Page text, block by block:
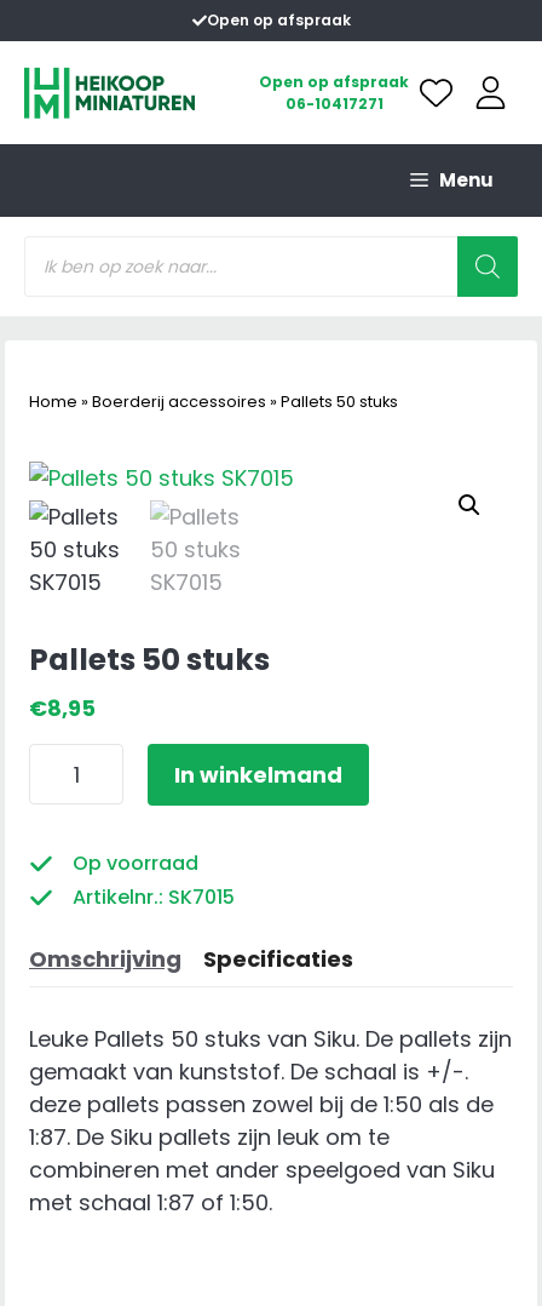
naar
inhoud
Open op afspraak
Open op afspraak
06-10417271
Menu
zoeken
Home » Boerderij accessoires » Pallets 50 stuks
Pallets 50 stuks
€8,95
Pallets
aantal
In winkelmand
Op voorraad
Artikelnr.: SK7015
Omschrijving Specificaties
Leuke Pallets 50 stuks van Siku. De pallets zijn
gemaakt van kunststof. De schaal is +/-.
deze pallets passen zowel bij de 1:50 als de
1:87. De Siku pallets zijn leuk om te
combineren met ander speelgoed van Siku
met schaal 1:87 of 1:50.